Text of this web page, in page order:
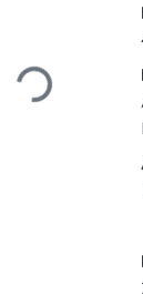
Įkeliama...